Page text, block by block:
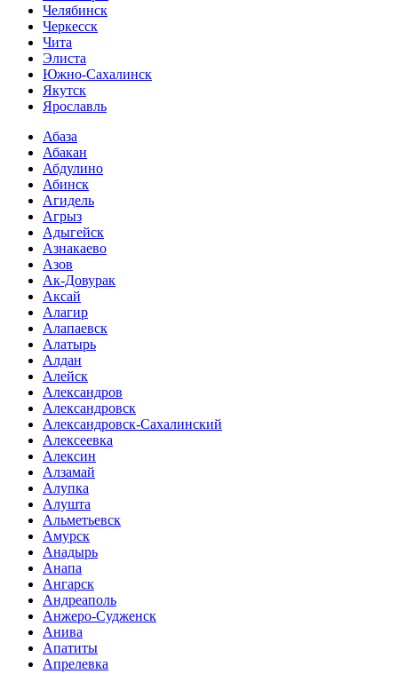
Челябинск
Черкесск
Чита
Элиста
Южно-Сахалинск
Якутск
Ярославль
Абаза
Абакан
Абдулино
Абинск
Агидель
Агрыз
Адыгейск
Азнакаево
Азов
Ак-Довурак
Аксай
Алагир
Алапаевск
Алатырь
Алдан
Алейск
Александров
Александровск
Александровск-Сахалинский
Алексеевка
Алексин
Алзамай
Алупка
Алушта
Альметьевск
Амурск
Анадырь
Анапа
Ангарск
Андреаполь
Анжеро-Судженск
Анива
Апатиты
Апрелевка